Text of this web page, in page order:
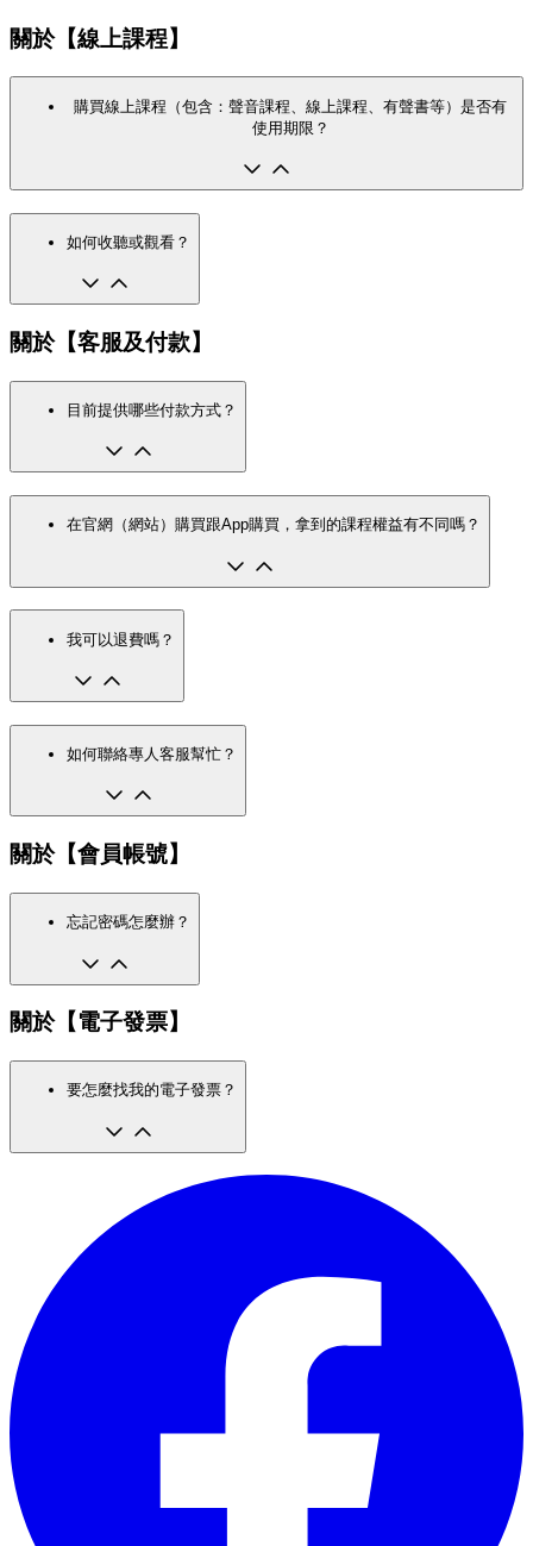
關於【線上課程】
購買線上課程（包含：聲音課程、線上課程、有聲書等）是否有
使用期限？
如何收聽或觀看？
關於【客服及付款】
目前提供哪些付款方式？
在官網（網站）購買跟App購買，拿到的課程權益有不同嗎？
我可以退費嗎？
如何聯絡專人客服幫忙？
關於【會員帳號】
忘記密碼怎麼辦？
關於【電子發票】
要怎麼找我的電子發票？